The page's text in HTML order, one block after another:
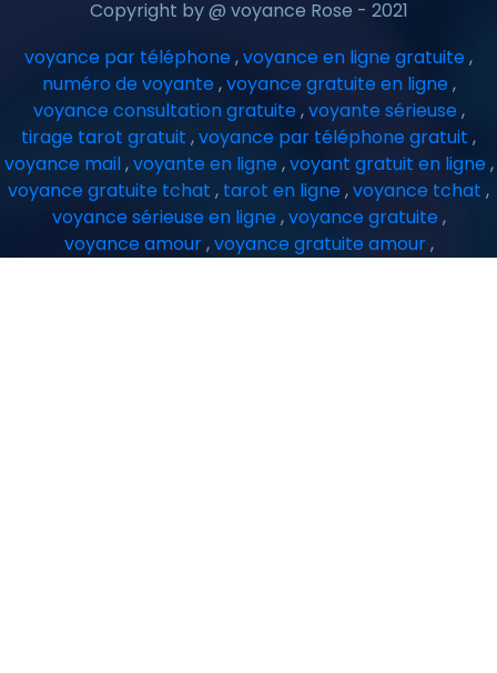
Copyright by @ voyance Rose - 2021
voyance par téléphone,voyance en ligne gratuite,
numéro de voyante,voyance gratuite en ligne,
voyance consultation gratuite,voyante sérieuse,
tirage tarot gratuit ,voyance par téléphone gratuit ,
voyance mail,voyante en ligne,voyant gratuit en ligne,
voyance gratuite tchat , tarot en ligne,voyance tchat ,
voyance sérieuse en ligne ,voyance gratuite ,
voyance amour,voyance gratuite amour,